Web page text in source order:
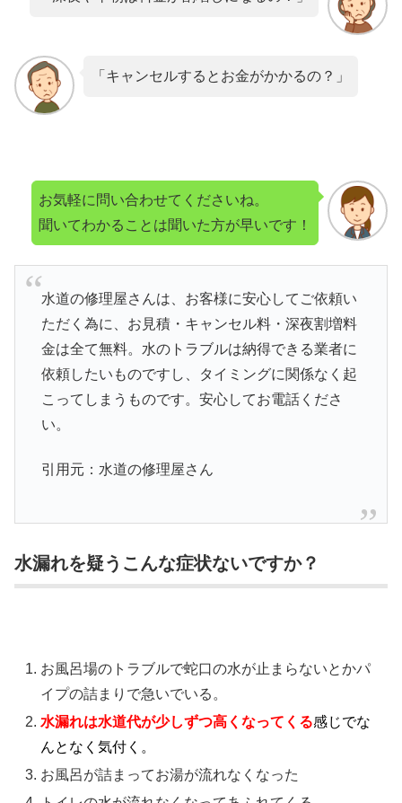
「キャンセルするとお金がかかるの？」
お気軽に問い合わせてくださいね。
聞いてわかることは聞いた方が早いです！
水道の修理屋さんは、お客様に安心してご依頼い
ただく為に、お見積・キャンセル料・深夜割増料
金は全て無料。水のトラブルは納得できる業者に
依頼したいものですし、タイミングに関係なく起
こってしまうものです。安心してお電話くださ
い。
引用元：水道の修理屋さん
水漏れを疑うこんな症状ないですか？
お風呂場のトラブルで蛇口の水が止まらないとかパ
イプの詰まりで急いでいる。
水漏れは水道代が少しずつ高くなってくる感じでな
んとなく気付く。
お風呂が詰まってお湯が流れなくなった